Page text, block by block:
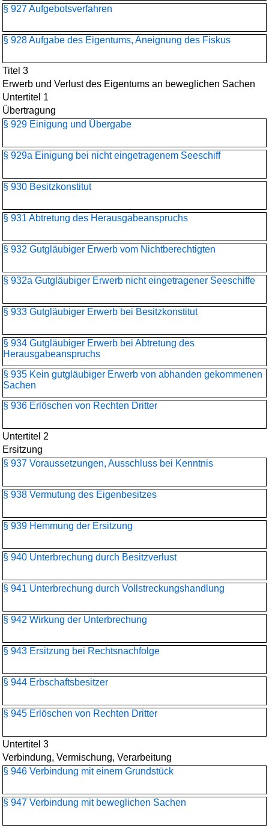
§ 927 Aufgebotsverfahren
§ 928 Aufgabe des Eigentums, Aneignung des Fiskus
Titel 3
Erwerb und Verlust des Eigentums an beweglichen Sachen
Untertitel 1
Übertragung
§ 929 Einigung und Übergabe
§ 929a Einigung bei nicht eingetragenem Seeschiff
§ 930 Besitzkonstitut
§ 931 Abtretung des Herausgabeanspruchs
§ 932 Gutgläubiger Erwerb vom Nichtberechtigten
§ 932a Gutgläubiger Erwerb nicht eingetragener Seeschiffe
§ 933 Gutgläubiger Erwerb bei Besitzkonstitut
§ 934 Gutgläubiger Erwerb bei Abtretung des
Herausgabeanspruchs
§ 935 Kein gutgläubiger Erwerb von abhanden gekommenen
Sachen
§ 936 Erlöschen von Rechten Dritter
Untertitel 2
Ersitzung
§ 937 Voraussetzungen, Ausschluss bei Kenntnis
§ 938 Vermutung des Eigenbesitzes
§ 939 Hemmung der Ersitzung
§ 940 Unterbrechung durch Besitzverlust
§ 941 Unterbrechung durch Vollstreckungshandlung
§ 942 Wirkung der Unterbrechung
§ 943 Ersitzung bei Rechtsnachfolge
§ 944 Erbschaftsbesitzer
§ 945 Erlöschen von Rechten Dritter
Untertitel 3
Verbindung, Vermischung, Verarbeitung
§ 946 Verbindung mit einem Grundstück
§ 947 Verbindung mit beweglichen Sachen